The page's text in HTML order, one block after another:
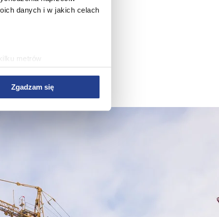
danych i w jakich celach
metrów
(fingerprinting, czyli
treści i reklam, aby
rozszerzonych Google.
reklamowym i
lub uzyskanymi podczas
zapamiętania
wydajności Serwisu,
dostosowywania
w celach marketingowych.
Zgadzam się